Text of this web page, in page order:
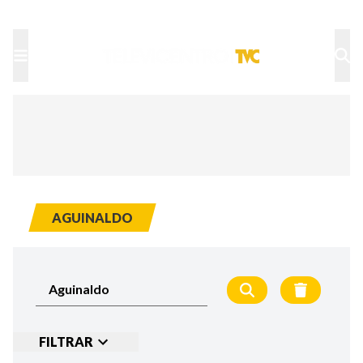
AGUINALDO
FILTRAR